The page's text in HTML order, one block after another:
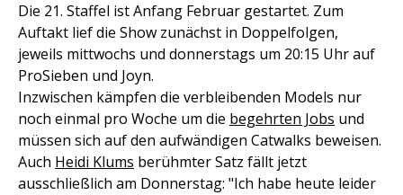
Die 21. Staffel ist Anfang Februar gestartet. Zum
Auftakt lief die Show zunächst in Doppelfolgen,
jeweils mittwochs und donnerstags um 20:15 Uhr auf
ProSieben und Joyn.
Inzwischen kämpfen die verbleibenden Models nur
noch einmal pro Woche um die begehrten Jobs und
müssen sich auf den aufwändigen Catwalks beweisen.
Auch Heidi Klums berühmter Satz fällt jetzt
ausschließlich am Donnerstag: "Ich habe heute leider